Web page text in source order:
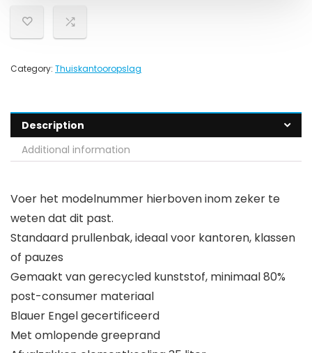
Category: Thuiskantooropslag
Description
Additional information
Voer het modelnummer hierboven inom zeker te
weten dat dit past.
Standaard prullenbak, ideaal voor kantoren, klassen
of pauzes
Gemaakt van gerecycled kunststof, minimaal 80%
post-consumer materiaal
Blauer Engel gecertificeerd
Met omlopende greeprand